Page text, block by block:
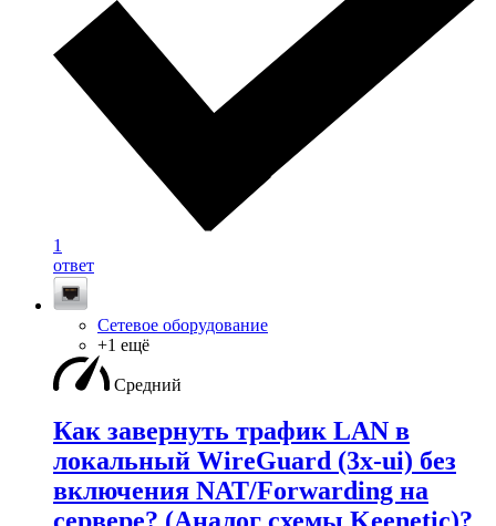
1
ответ
Сетевое оборудование
+1 ещё
Средний
Как завернуть трафик LAN в
локальный WireGuard (3x-ui) без
включения NAT/Forwarding на